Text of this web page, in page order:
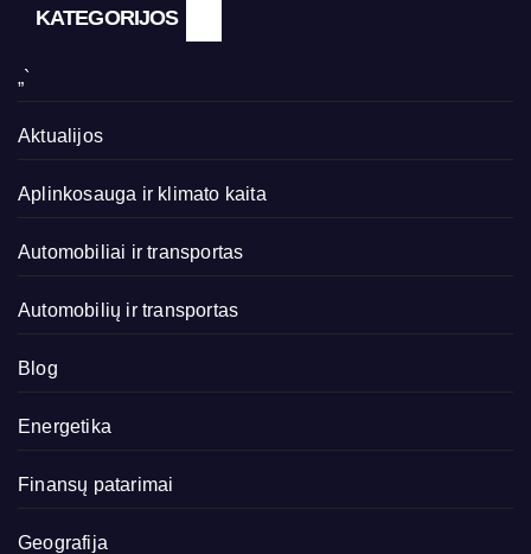
KATEGORIJOS
„`
Aktualijos
Aplinkosauga ir klimato kaita
Automobiliai ir transportas
Automobilių ir transportas
Blog
Energetika
Finansų patarimai
Geografija